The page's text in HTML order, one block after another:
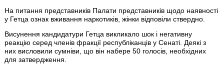
На питання представників Палати представників щодо наявності
у Гетца ознак вживання наркотиків, жінки відповіли ствердно.
Висунення кандидатури Гетца викликало шок і негативну
реакцію серед членів фракції республіканців у Сенаті. Деякі з
них висловили сумніви, що він набере 50 голосів, необхідних
для затвердження.